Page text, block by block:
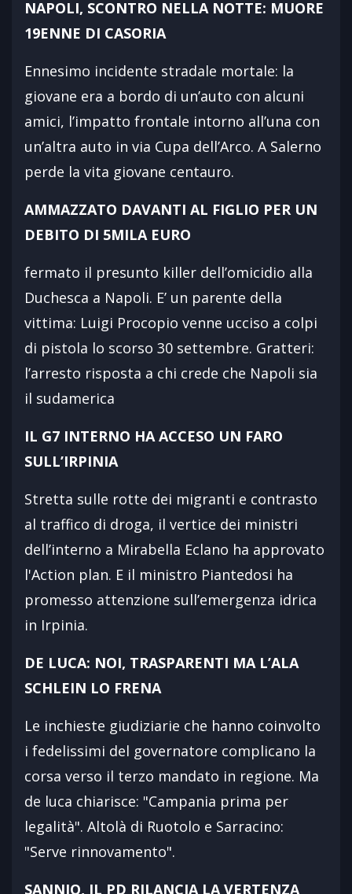
NAPOLI, SCONTRO NELLA NOTTE: MUORE
19ENNE DI CASORIA
Ennesimo incidente stradale mortale: la
giovane era a bordo di un’auto con alcuni
amici, l’impatto frontale intorno all’una con
un’altra auto in via Cupa dell’Arco. A Salerno
perde la vita giovane centauro.
AMMAZZATO DAVANTI AL FIGLIO PER UN
DEBITO DI 5MILA EURO
fermato il presunto killer dell’omicidio alla
Duchesca a Napoli. E’ un parente della
vittima: Luigi Procopio venne ucciso a colpi
di pistola lo scorso 30 settembre. Gratteri:
l’arresto risposta a chi crede che Napoli sia
il sudamerica
IL G7 INTERNO HA ACCESO UN FARO
SULL’IRPINIA
Stretta sulle rotte dei migranti e contrasto
al traffico di droga, il vertice dei ministri
dell’interno a Mirabella Eclano ha approvato
l'Action plan. E il ministro Piantedosi ha
promesso attenzione sull’emergenza idrica
in Irpinia.
DE LUCA: NOI, TRASPARENTI MA L’ALA
SCHLEIN LO FRENA
Le inchieste giudiziarie che hanno coinvolto
i fedelissimi del governatore complicano la
corsa verso il terzo mandato in regione. Ma
de luca chiarisce: "Campania prima per
legalità". Altolà di Ruotolo e Sarracino:
"Serve rinnovamento".
SANNIO, IL PD RILANCIA LA VERTENZA